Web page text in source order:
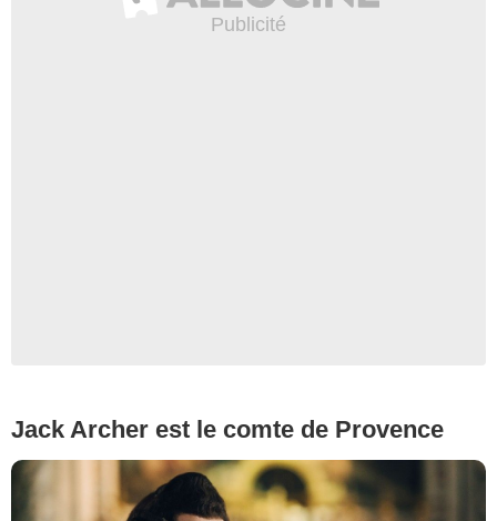
Jack Archer est le comte de Provence